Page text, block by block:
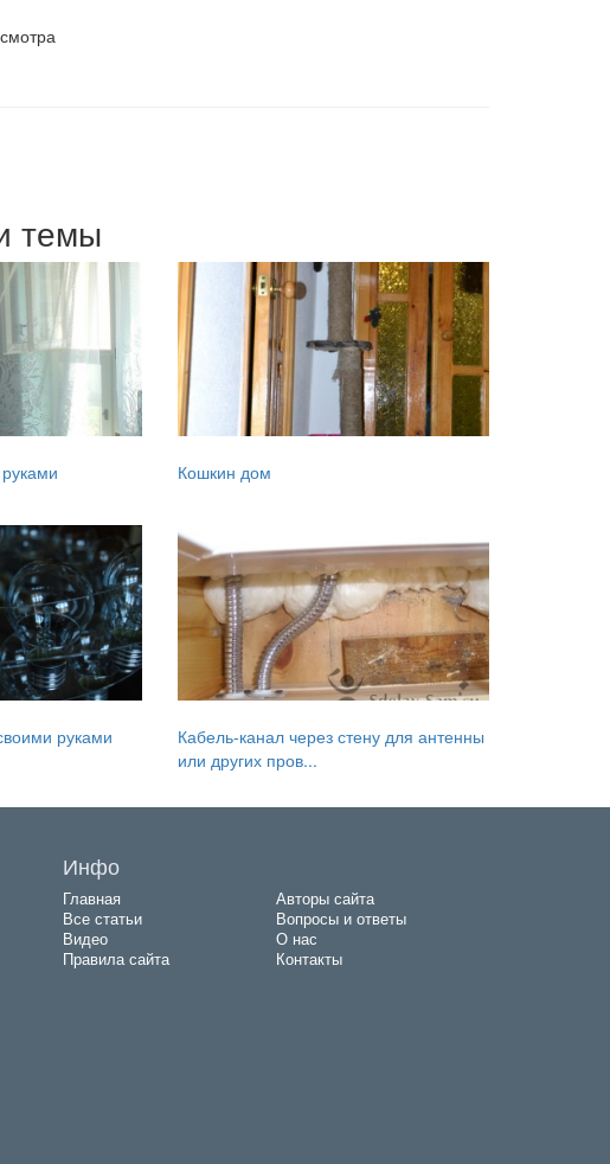
темы
Кошкин дом
руками
Кабель-канал через стену для антенны
или других пров...
Инфо
Главная
Авторы сайта
Все статьи
Вопросы и ответы
Видео
О нас
Правила сайта
Контакты